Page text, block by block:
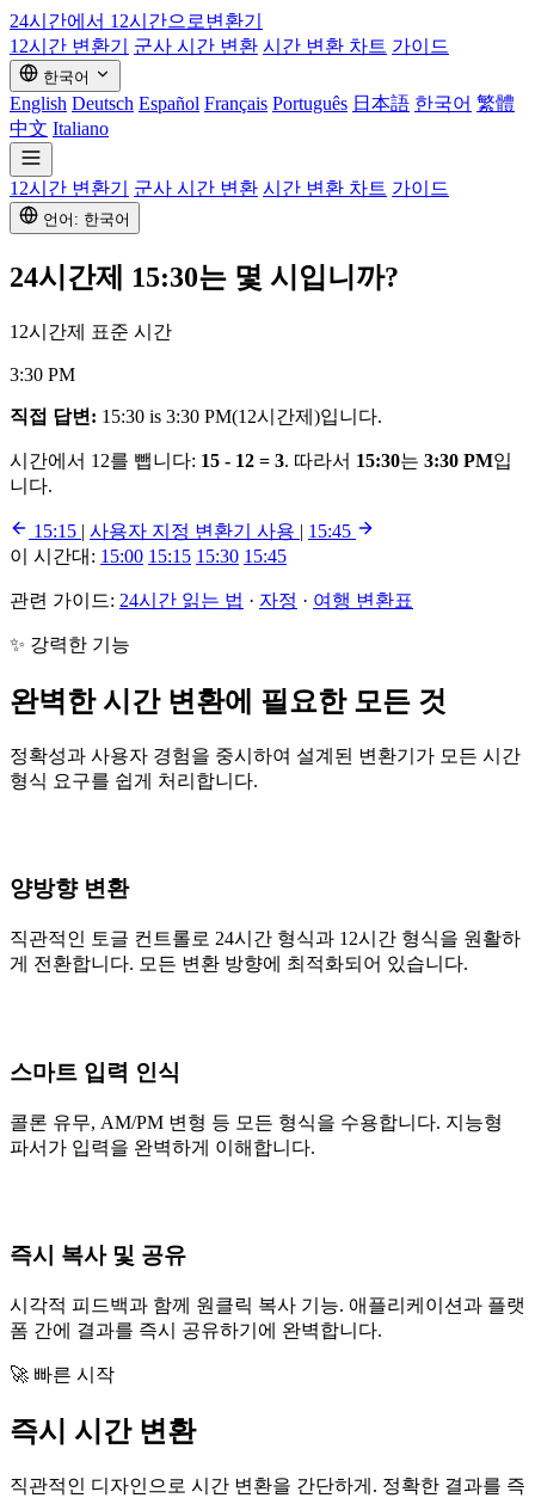
24시간에서 12시간으로변환기
12시간 변환기
군사 시간 변환 시간 변환 차트 가이드
한국어
English Deutsch Español Français Português 日本語 한국어 繁體
中文 Italiano
12시간 변환기 군사 시간 변환 시간 변환 차트 가이드
언어: 한국어
24시간제 15:30는 몇 시입니까?
12시간제 표준 시간
3:30 PM
직접 답변: 15:30 is 3:30 PM(12시간제)입니다.
시간에서 12를 뺍니다: 15 - 12 = 3. 따라서 15:30는 3:30 PM입
니다.
15:15 | 사용자 지정 변환기 사용 | 15:45
이 시간대: 15:00 15:15 15:30 15:45
관련 가이드: 24시간 읽는 법 · 자정 · 여행 변환표
✨ 강력한 기능
완벽한 시간 변환에 필요한 모든 것
정확성과 사용자 경험을 중시하여 설계된 변환기가 모든 시간
형식 요구를 쉽게 처리합니다.
양방향 변환
직관적인 토글 컨트롤로 24시간 형식과 12시간 형식을 원활하
게 전환합니다. 모든 변환 방향에 최적화되어 있습니다.
스마트 입력 인식
콜론 유무, AM/PM 변형 등 모든 형식을 수용합니다. 지능형
파서가 입력을 완벽하게 이해합니다.
즉시 복사 및 공유
시각적 피드백과 함께 원클릭 복사 기능. 애플리케이션과 플랫
폼 간에 결과를 즉시 공유하기에 완벽합니다.
🚀 빠른 시작
즉시 시간 변환
직관적인 디자인으로 시간 변환을 간단하게. 정확한 결과를 즉